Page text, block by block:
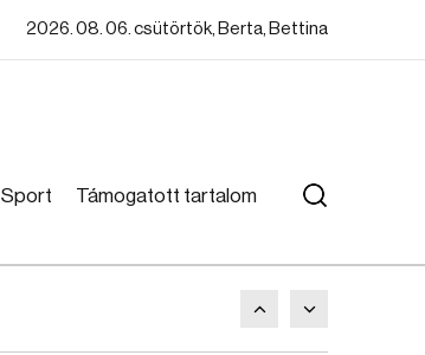
2026. 08. 06. csütörtök, Berta, Bettina
Sport Támogatott tartalom